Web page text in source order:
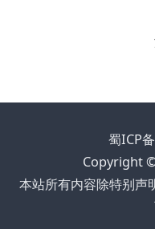
蜀ICP
Copyright ©
本站所有内容除特别声